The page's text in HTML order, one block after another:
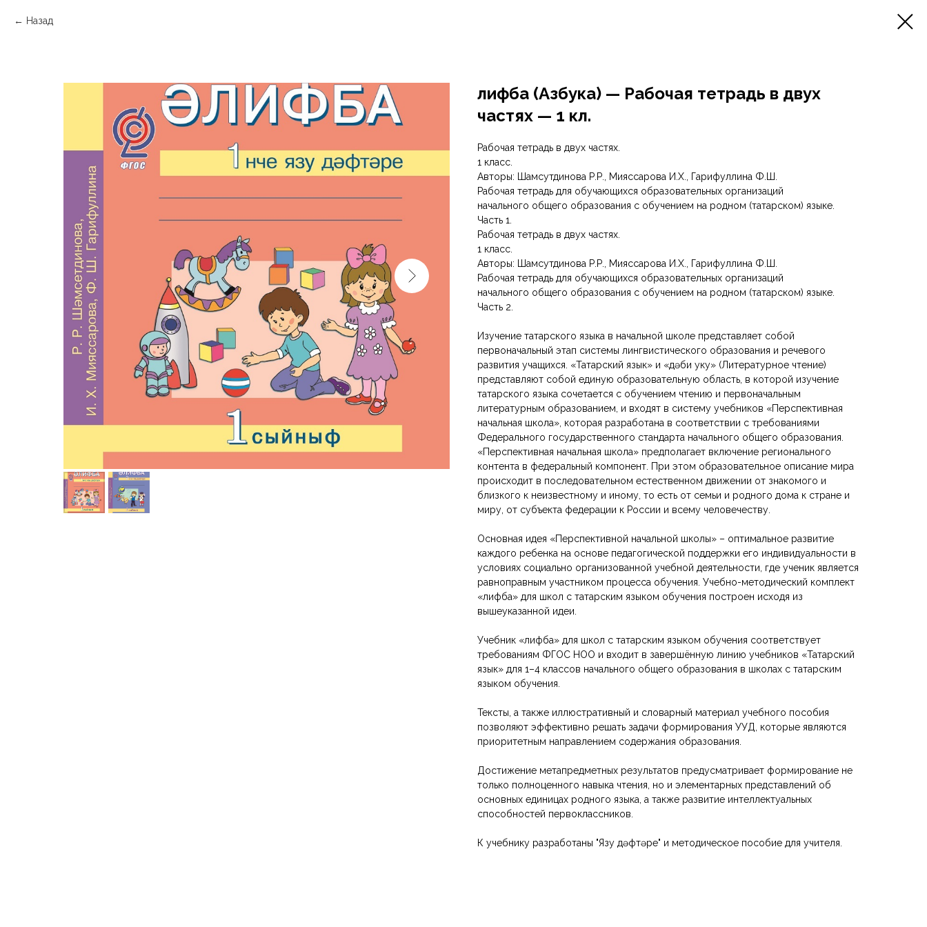
Назад
Әлифба (Азбука) — Рабочая тетрадь в двух
частях — 1 кл.
Рабочая тетрадь в двух частях.
1 класс.
Авторы: Шамсутдинова Р.Р., Мияссарова И.Х., Гарифуллина Ф.Ш.
Рабочая тетрадь для обучающихся образовательных организаций
начального общего образования с обучением на родном (татарском) языке.
Часть 1.
Рабочая тетрадь в двух частях.
1 класс.
Авторы: Шамсутдинова Р.Р., Мияссарова И.Х., Гарифуллина Ф.Ш.
Рабочая тетрадь для обучающихся образовательных организаций
начального общего образования с обучением на родном (татарском) языке.
Часть 2.
Изучение татарского языка в начальной школе представляет собой
первоначальный этап системы лингвистического образования и речевого
развития учащихся. «Татарский язык» и «Әдәби уку» (Литературное чтение)
представляют собой единую образовательную область, в которой изучение
татарского языка сочетается с обучением чтению и первоначальным
литературным образованием, и входят в систему учебников «Перспективная
начальная школа», которая разработана в соответствии с требованиями
Федерального государственного стандарта начального общего образования.
«Перспективная начальная школа» предполагает включение регионального
контента в федеральный компонент. При этом образовательное описание мира
происходит в последовательном естественном движении от знакомого и
близкого к неизвестному и иному, то есть от семьи и родного дома к стране и
миру, от субъекта федерации к России и всему человечеству.
Основная идея «Перспективной начальной школы» – оптимальное развитие
каждого ребенка на основе педагогической поддержки его индивидуальности в
условиях социально организованной учебной деятельности, где ученик является
равноправным участником процесса обучения. Учебно-методический комплект
«Әлифба» для школ с татарским языком обучения построен исходя из
вышеуказанной идеи.
Учебник «Әлифба» для школ с татарским языком обучения соответствует
требованиям ФГОС НОО и входит в завершённую линию учебников «Татарский
язык» для 1–4 классов начального общего образования в школах с татарским
языком обучения.
Тексты, а также иллюстративный и словарный материал учебного пособия
позволяют эффективно решать задачи формирования УУД, которые являются
приоритетным направлением содержания образования.
Достижение метапредметных результатов предусматривает формирование не
только полноценного навыка чтения, но и элементарных представлений об
основных единицах родного языка, а также развитие интеллектуальных
способностей первоклассников.
К учебнику разработаны "Язу дәфтәре" и методическое пособие для учителя.